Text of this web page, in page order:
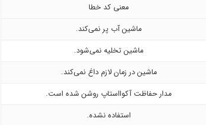
معنی کد خطا
ماشین آب پر نمی‌کند.
ماشین تخلیه نمی‌شود.
ماشین در زمان لازم داغ نمی‌کند.
مدار حفاظت آکوااستاپ روشن شده است.
استفاده نشده.